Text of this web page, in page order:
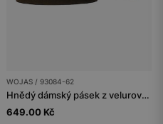
WOJAS / 93084-62
Hnědý dámský pásek z velurové štípané kůže
649.00 Kč